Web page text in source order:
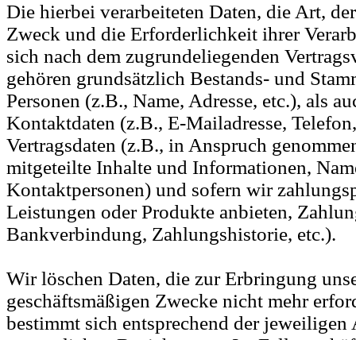
Die hierbei verarbeiteten Daten, die Art,
Zweck und die Erforderlichkeit ihrer
sich nach dem zugrundeliegenden
gehören grundsätzlich Bestands- und
Personen (z.B., Name, Adresse, etc.), als
Kontaktdaten (z.B., E-Mailadresse,
Vertragsdaten (z.B., in Anspruch
mitgeteilte Inhalte und Informationen,
Kontaktpersonen) und sofern wir
Leistungen oder Produkte anbieten,
Bankverbindung, Zahlungshistorie, etc.).
Wir löschen Daten, die zur Erbringung
geschäftsmäßigen Zwecke nicht mehr
bestimmt sich entsprechend der jeweiligen